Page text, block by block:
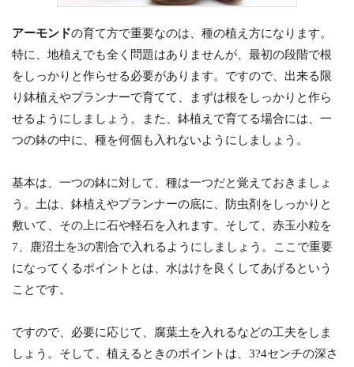
アーモンドの育て方で重要なのは、種の植え方になります。
特に、地植えでも全く問題はありませんが、最初の段階で根
をしっかりと作らせる必要があります。ですので、出来る限
り鉢植えやプランナーで育てて、まずは根をしっかりと作ら
せるようにしましょう。また、鉢植えで育てる場合には、一
つの鉢の中に、種を何個も入れないようにしましょう。
基本は、一つの鉢に対して、種は一つだと覚えておきましょ
う。土は、鉢植えやプランナーの底に、防虫剤をしっかりと
敷いて、その上に石や軽石を入れます。そして、赤玉小粒を
7、鹿沼土を3の割合で入れるようにしましょう。ここで重要
になってくるポイントとは、水はけを良くしてあげるという
ことです。
ですので、必要に応じて、腐葉土を入れるなどの工夫をしま
しょう。そして、植えるときのポイントは、3?4センチの深さ